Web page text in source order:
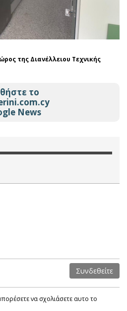
της Διανέλλειου Τεχνικής
το
News
Συνδεθείτε
να σχολιάσετε αυτο το